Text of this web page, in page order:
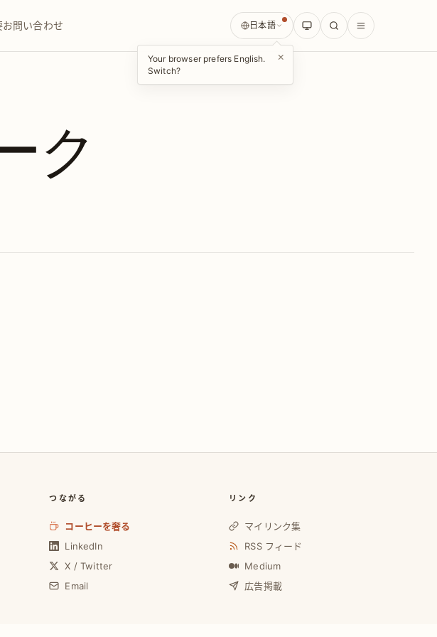
お問い合わせ 日本語
Your browser prefers English.
Switch?
×
ク
つながる
コーヒーを奢る
LinkedIn
X / Twitter
Email
リンク
マイリンク集
RSS フィード
Medium
広告掲載